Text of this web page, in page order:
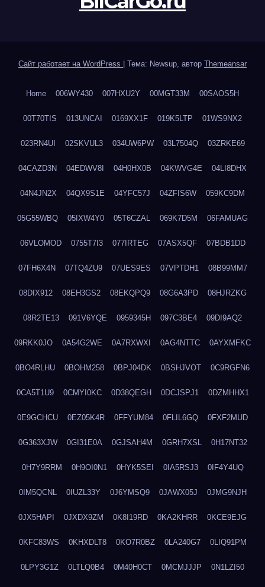
Сайт работает на WordPress Тема: Newsup, автор Themeansar
Home 006WY430 007HXU2Y 00MGT33M 00SAOS5H
00T70TIS 013UNCAI 0169XX1F 019K5LTP 01WS9NX2
023RN4UI 02SKVUL3 034UW6PW 03L7504Q 03ZRKE69
04CAZD3N 04EDWV8I 04H0HX0B 04KWVG4E 04LI8DHX
04N4JN2X 04QX9S1E 04YFC57J 04ZFIS6W 059KC9DM
05G55WBQ 05IXW4Y0 05T6CZAL 069K7D5M 06FAMUAG
06VLOMOD 0755T7I3 077IRTEG 07ASX5QF 07BDB1DD
07FH6X4N 07TQ4ZU9 07UES9ES 07VPTDH1 08B99MM7
08DIX912 08EH3GS2 08EKQPQ9 08G6A3PD 08HJRZKG
08R2TE13 091V6YQE 0959345H 097C3BE4 09DI9AQ2
09RKK0JO 0A54G2WE 0A7RXWXI 0AG4NTTC 0AYXMFKC
0BO4RLHU 0BOHM258 0BPJ04DK 0BSHJVOT 0C9RGFN6
0CA5T1U9 0CMYI0KC 0D38QEGH 0DCJSPJ1 0DZMHHX1
0E9GCHCU 0EZ05K4R 0FFYUM84 0FLIL6GQ 0FXF2MUD
0G363XJW 0GI31E0A 0GJSAH4M 0GRH7XSL 0H17NT32
0H7Y9RRM 0H9OI0N1 0HYK5SEI 0IA5RSJ3 0IF4Y4UQ
0IM5QCNL 0IUZL33Y 0J6YMSQ9 0JAWX05J 0JMG9NJH
0JX5HAPI 0JXDX9ZM 0K8I19RD 0KA2KHRR 0KCE9EJG
0KFC83WS 0KHXDLT8 0KO7R0BZ 0LA240G7 0LIQ91PM
0LPY3G1Z 0LTLQ0B4 0M40H0CT 0MCMJJJP 0N1LZI50